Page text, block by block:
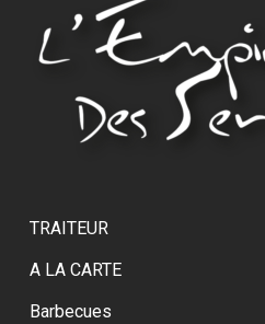
TRAITEUR
A LA CARTE
Barbecues